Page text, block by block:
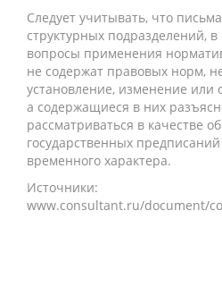
Следует учитывать, что
структурных подразделений,
вопросы применения
не содержат правовых норм,
установление, изменение или
а содержащиеся в них
рассматриваться в качестве
государственных
временного характера.
Источники:
www.consultant.ru/document/